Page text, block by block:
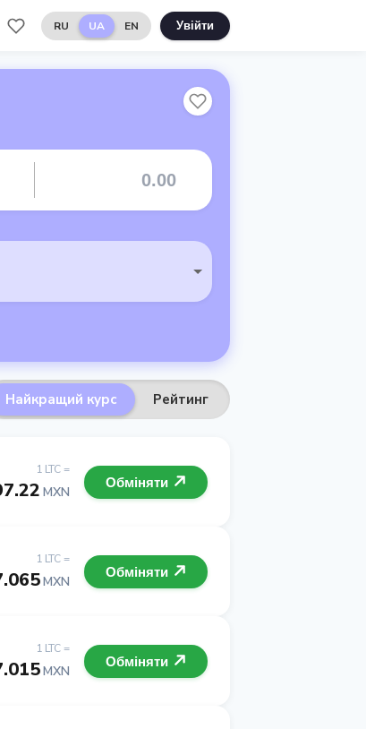
RU UA EN Увійти
Найкращий курс Рейтинг
1 LTC =
MXN
Обміняти
1 LTC =
MXN
Обміняти
1 LTC =
MXN
Обміняти